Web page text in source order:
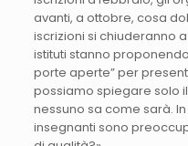
avanti, a ottobre, cosa
iscrizioni si chiuderanno
istituti stanno
porte aperte” per
possiamo spiegare solo
nessuno sa come sarà.
insegnanti sono